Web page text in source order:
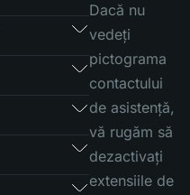
Dacă nu
vedeți
pictograma
contactului
de asistență,
vă rugăm să
dezactivați
extensiile de